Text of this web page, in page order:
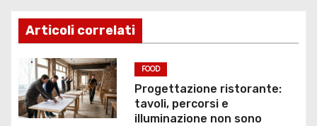
i
o
n
e
Articoli correlati
FOOD
Progettazione ristorante:
tavoli, percorsi e
illuminazione non sono